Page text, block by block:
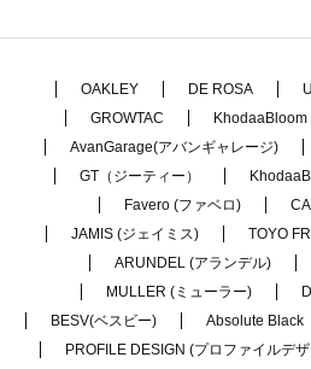
OAKLEY DE ROSA
GROWTAC
KhodaaBloom
AvanGarage(アバンギャレージ)
GT（ジーティー）
Favero (ファベロ)
JAMIS (ジェイミス)
TOYO
ARUNDEL (アランデル)
MULLER (ミューラー)
BESV(ベスビー)
Absolute Black
PROFILE DESIGN (プロファイルデ